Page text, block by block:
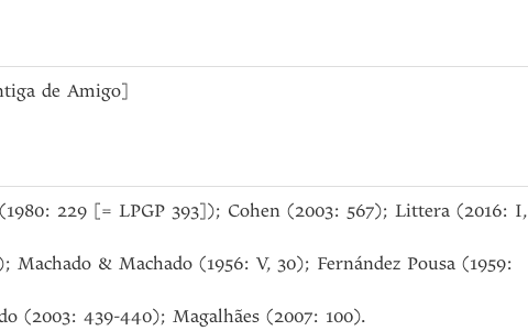
de Amigo]
229 [= LPGP 393]); Cohen (2003: 567); Littera (2016: I,
& Machado (1956: V, 30); Fernández Pousa (1959:
(2003: 439-440); Magalhães (2007: 100).